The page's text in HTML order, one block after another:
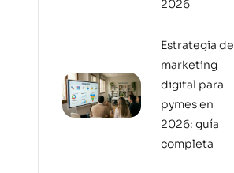
2026
Estrategia de
marketing
digital para
pymes en
2026: guía
completa